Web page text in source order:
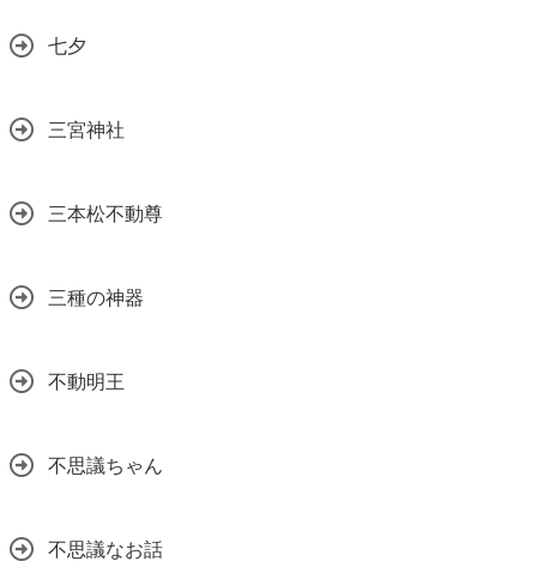
七夕
三宮神社
三本松不動尊
三種の神器
不動明王
不思議ちゃん
不思議なお話